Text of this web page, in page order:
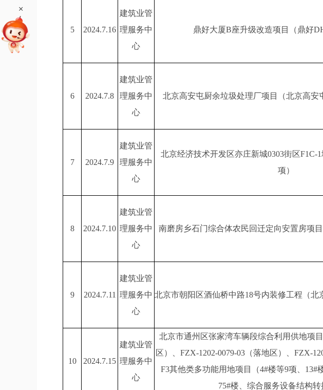
5 2024.7.16
建筑业管
理服务中
心
鼎好大厦B座升级改造项目（鼎好
6 2024.7.8
建筑业管
理服务中
心
北京高安屯厨余垃圾处理厂项目（北京高安
7 2024.7.9
建筑业管
理服务中
心
北京经济技术开发区亦庄新城0303街区F1C-
项）
8 2024.7.10
建筑业管
理服务中
心
南磨房乡石门综合体农民回迁定向安置房项目
9 2024.7.11
建筑业管
理服务中
心
北京市朝阳区酒仙桥中路18号内装修工程（北
10 2024.7.15
建筑业管
理服务中
心
北京市通州区张家湾车辆段综合利用供地项
区）、FZX-1202-0079-03（落地区）、FZX-
F3其他类多功能用地项目（4#楼等9项、13#
75#楼、综合服务设备结构转
+